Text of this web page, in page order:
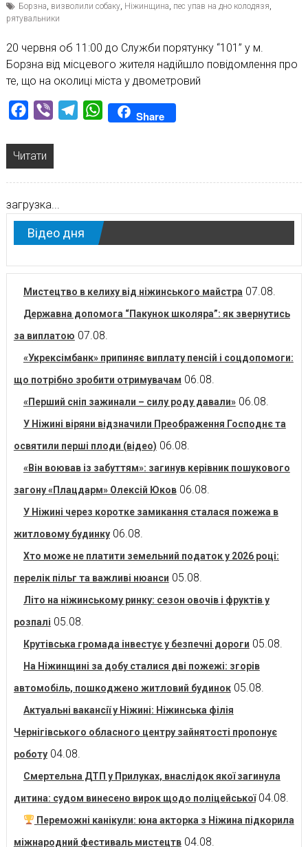
Борзна визволили собаку, Ніжинщина пес упав на дно колодязя
рятувальники
20 червня об 11:00 до Служби порятунку “101” у м.
Борзна від місцевого жителя надійшло повідомлення про
те, що на околиці міста у двометровий
Facebook
Viber TelegramWhatsAppShare
Читати
загрузка...
Відео дня
Мистецтво в келиху від ніжинського майстра 07.08.
Державна допомога “Пакунок школяра”: як звернутись
за виплатою 07.08.
«Укрексімбанк» припиняє виплату пенсій і соцдопомоги:
що потрібно зробити отримувачам 06.08.
«Перший сніп зажинали – силу роду давали» 06.08.
У Ніжині віряни відзначили Преображення Господнє та
освятили перші плоди (відео) 06.08.
«Він воював із забуттям»: загинув керівник пошукового
загону «Плацдарм» Олексій Юков 06.08.
У Ніжині через коротке замикання сталася пожежа в
житловому будинку 06.08.
Хто може не платити земельний податок у 2026 році:
перелік пільг та важливі нюанси 05.08.
Літо на ніжинському ринку: сезон овочів і фруктів у
розпалі 05.08.
Крутівська громада інвестує у безпечні дороги 05.08.
На Ніжинщині за добу сталися дві пожежі: згорів
автомобіль, пошкоджено житловий будинок 05.08.
Актуальні вакансії у Ніжині: Ніжинська філія
Чернігівського обласного центру зайнятості пропонує
роботу 04.08.
Смертельна ДТП у Прилуках, внаслідок якої загинула
дитина: судом винесено вирок щодо поліцейської 04.08.
Переможні канікули: юна акторка з Ніжина підкорила
міжнародний фестиваль мистецтв 04.08.